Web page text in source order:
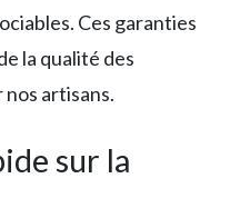
Ces garanties
la qualité des
artisans.
sur la